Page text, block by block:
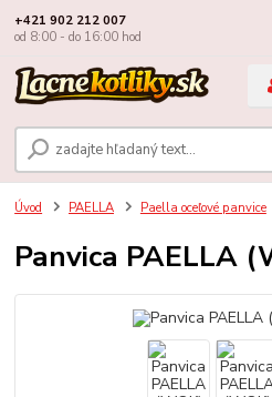
+421 902 212 007
od 8:00 - do 16:00 hod
Úvod PAELLA Paella oceľové panvice
Panvica PAELLA